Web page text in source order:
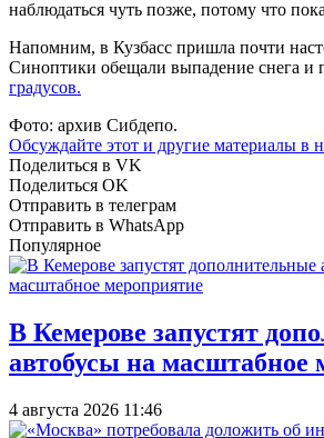
наблюдаться чуть позже, потому что
Напомним, в Кузбасс пришла почти
Синоптики обещали выпадение снега и
градусов.
Фото: архив Сибдепо.
Обсуждайте этот и другие материалы в
Поделиться в VK
Поделиться OK
Отправить в телеграм
Отправить в WhatsApp
Популярное
В Кемерове запустят
автобусы на масштабное
4 августа 2026 11:46